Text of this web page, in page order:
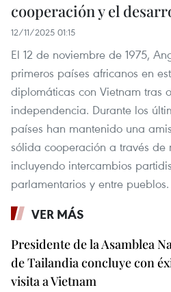
cooperación y el
12/11/2025 01:15
El 12 de noviembre de 1975,
primeros países africanos en
diplomáticas con Vietnam tras
independencia. Durante los
países han mantenido una
sólida cooperación a través de
incluyendo intercambios
parlamentarios y entre pueblos.
VER MÁS
Presidente de la Asamblea
de Tailandia concluye con
visita a Vietnam